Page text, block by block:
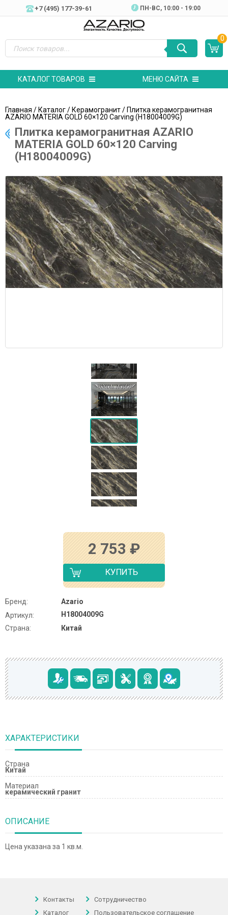
+7 (495) 177-39-61 ПН-ВC, 10:00 - 19:00
0
КАТАЛОГ ТОВАРОВ МЕНЮ САЙТА
Главная /Каталог/Керамогранит/ Плитка керамогранитная
AZARIO MATERIA GOLD 60×120 Carving (H18004009G)
Плитка керамогранитная AZARIO
MATERIA GOLD 60×120 Carving
(H18004009G)
2 753 ₽
КУПИТЬ
Бренд:
Azario
Артикул:
H18004009G
Страна:
Китай
ХАРАКТЕРИСТИКИ
Страна
Китай
Материал
керамический гранит
ОПИСАНИЕ
Цена указана за 1 кв.м.
Контакты
Каталог
Сотрудничество
Пользовательское соглашение